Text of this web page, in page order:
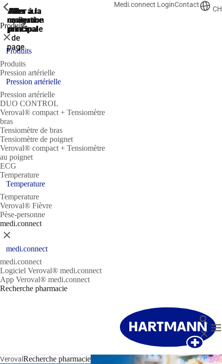
Aller à la
recherche
Aller à la
navigation
principale
Aller à la
navigation
principale
Aller au
contenu
principal
Aller
au
pied
de
page
Medi.connect LoginContact
CH
Produits
ShowPrevious
Fermer
Produits
Produits
Pression artérielle
ShowPrevious
Pression artérielle
Pression artérielle
DUO CONTROL
Veroval® compact + Tensiomètre
bras
Tensiomètre de bras
Tensiomètre de poignet
Veroval® compact + Tensiomètre
au poignet
ECG
Temperature
ShowPrevious
Temperature
Temperature
Veroval® Fièvre
Pèse-personne
medi.connect
ShowPrevious
Fermer
medi.connect
medi.connect
Logiciel Veroval® medi.connect
App Veroval® medi.connect
Recherche pharmacie
Fermer
Veroval Recherche pharmacie